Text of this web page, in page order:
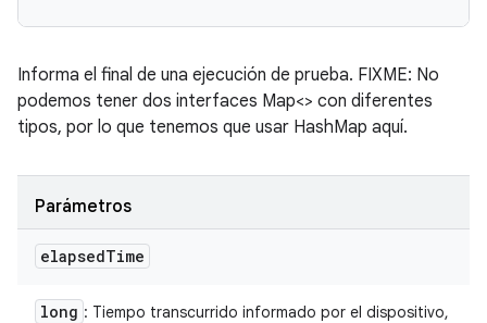
Informa el final de una ejecución de prueba. FIXME: No
podemos tener dos interfaces Map<> con diferentes
tipos, por lo que tenemos que usar HashMap aquí.
Parámetros
elapsedTime
long : Tiempo transcurrido informado por el dispositivo,